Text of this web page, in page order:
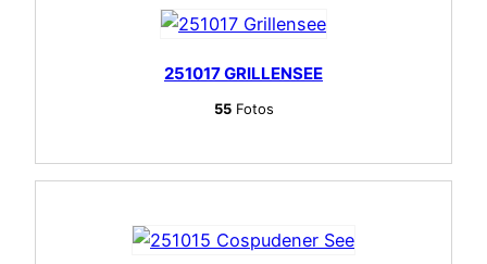
251017 GRILLENSEE
55Fotos